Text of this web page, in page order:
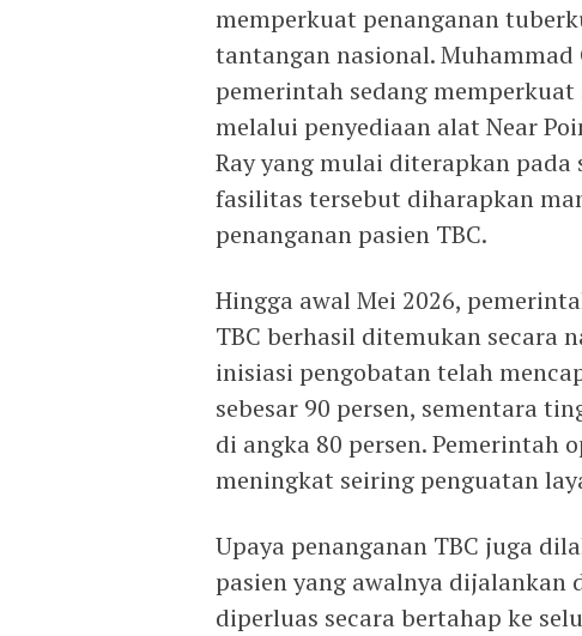
memperkuat penanganan
tantangan nasional.
pemerintah sedang
melalui penyediaan alat Near
Ray yang mulai diterapkan
fasilitas tersebut diharapkan
penanganan pasien TBC.
Hingga awal Mei 2026,
TBC berhasil ditemukan secara
inisiasi pengobatan telah
sebesar 90 persen, sementara
di angka 80 persen.
meningkat seiring penguatan
Upaya penanganan TBC juga
pasien yang awalnya dijalankan
diperluas secara bertahap ke